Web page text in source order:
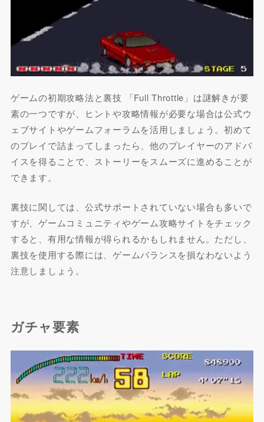
ゲームの初期攻略法と裏技 「Full Throttle」は謎解きが要
素の一つですが、ヒントや攻略情報が必要な場合は公式ウ
ェブサイトやゲームフォーラムを活用しましょう。初めて
のプレイで詰まってしまったら、他のプレイヤーのアドバ
イスを得ることで、ストーリーをスムーズに進めることが
できます。
裏技に関しては、公式サポートされていない場合も多いで
すが、ゲームコミュニティやゲーム攻略サイトをチェック
すると、有用な情報が得られるかもしれません。ただし、
裏技を使用する際には、ゲームバランスを損なわないよう
注意しましょう。
ガチャ要素